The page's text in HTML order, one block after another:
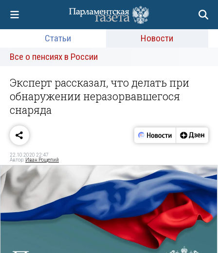
Статьи
Новости
Все о пенсиях в России
Эксперт рассказал, что делать при
обнаружении неразорвавшегося
снаряда
22.10.2020 22:47
Автор: Иван Рощепий